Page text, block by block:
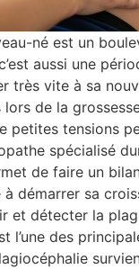
né est un
aussi une
très vite à sa
de la
petites tensions
spécialisé
de faire un
à démarrer sa
et détecter la
l’une des